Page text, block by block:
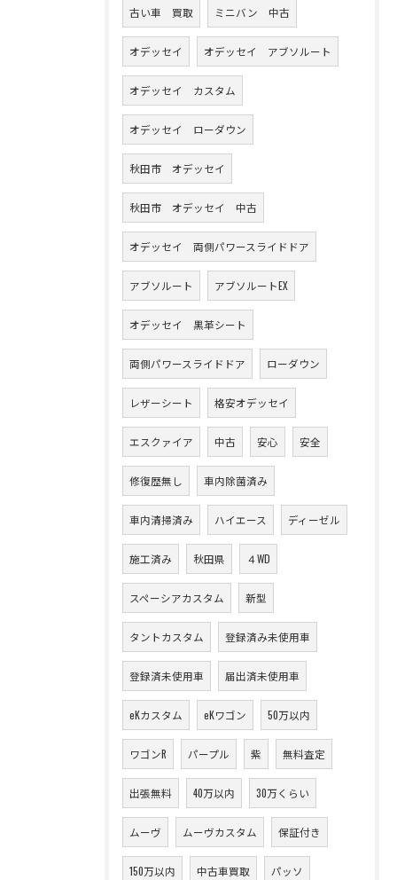
古い車 買取 ミニバン 中古
オデッセイ オデッセイ アブソルート
オデッセイ カスタム
オデッセイ ローダウン
秋田市 オデッセイ
秋田市 オデッセイ 中古
オデッセイ 両側パワースライドドア
アブソルート アブソルートEX
オデッセイ 黒革シート
両側パワースライドドア ローダウン
レザーシート 格安オデッセイ
エスクァイア 中古 安心 安全
修復歴無し 車内除菌済み
車内清掃済み ハイエース ディーゼル
施工済み 秋田県 ４WD
スペーシアカスタム 新型
タントカスタム 登録済み未使用車
登録済未使用車 届出済未使用車
eKカスタム eKワゴン 50万以内
ワゴンR パープル 紫 無料査定
出張無料 40万以内 30万くらい
ムーヴ ムーヴカスタム 保証付き
150万以内 中古車買取 パッソ